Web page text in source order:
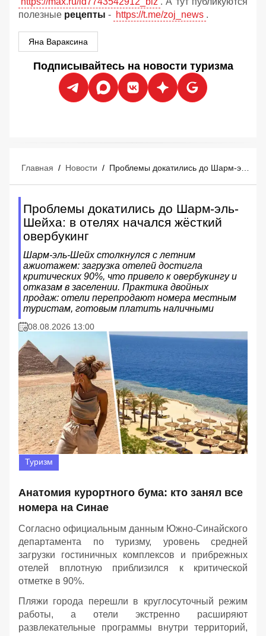
полезные рецепты - https://t.me/zoj_news .
Яна Вараксина
Подписывайтесь на новости туризма
Главная / Новости / Проблемы докатились до Шарм-эль-Шейха: в отелях начался жёсткий овербукинг
Проблемы докатились до Шарм-эль-
Шейха: в отелях начался жёсткий
овербукинг
Шарм-эль-Шейх столкнулся с летним
ажиотажем: загрузка отелей достигла
критических 90%, что привело к овербукингу и
отказам в заселении. Практика двойных
продаж: отели перепродают номера местным
туристам, готовым платить наличными
08.08.2026 13:00
Туризм
Анатомия курортного бума: кто занял все
номера на Синае
Согласно официальным данным Южно-Синайского
департамента по туризму, уровень средней
загрузки гостиничных комплексов и прибрежных
отелей вплотную приблизился к критической
отметке в 90%.
Пляжи города перешли в круглосуточный режим
работы, а отели экстренно расширяют
развлекательные программы внутри территорий,